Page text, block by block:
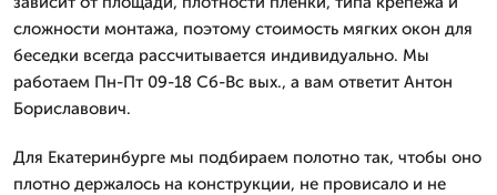
сложности монтажа, поэтому стоимость мягких окон для
беседки всегда рассчитывается индивидуально. Мы
работаем Пн-Пт 09-18 Сб-Вс вых., а вам ответит Антон
Бориславович.
Для Екатеринбурге мы подбираем полотно так, чтобы оно
плотно держалось на конструкции, не провисало и не